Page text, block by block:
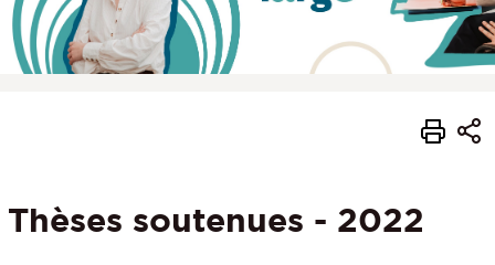
Thèses soutenues - 2022